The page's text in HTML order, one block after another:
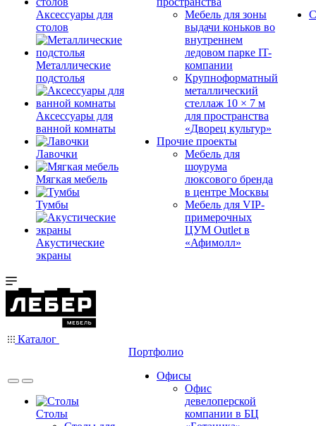
Аксессуары для
столов
Металлические
подстолья
Аксессуары для
ванной комнаты
Лавочки
Мягкая мебель
Тумбы
Акустические
экраны
Мебель для зоны
выдачи коньков во
внутреннем
ледовом парке IT-
компании
Крупноформатный
металлический
стеллаж 10 × 7 м
для пространства
«Дворец культур»
Прочие проекты
Мебель для
шоурума
люксового бренда
в центре Москвы
Мебель для VIP-
примерочных
ЦУМ Outlet в
«Афимолл»
Каталог
Столы
Портфолио
Офисы
Офис
девелоперской
компании в БЦ